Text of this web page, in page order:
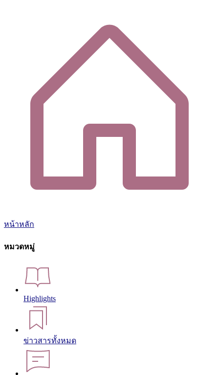
หน้าหลัก
หมวดหมู่
Highlights
ข่าวสารทั้งหมด